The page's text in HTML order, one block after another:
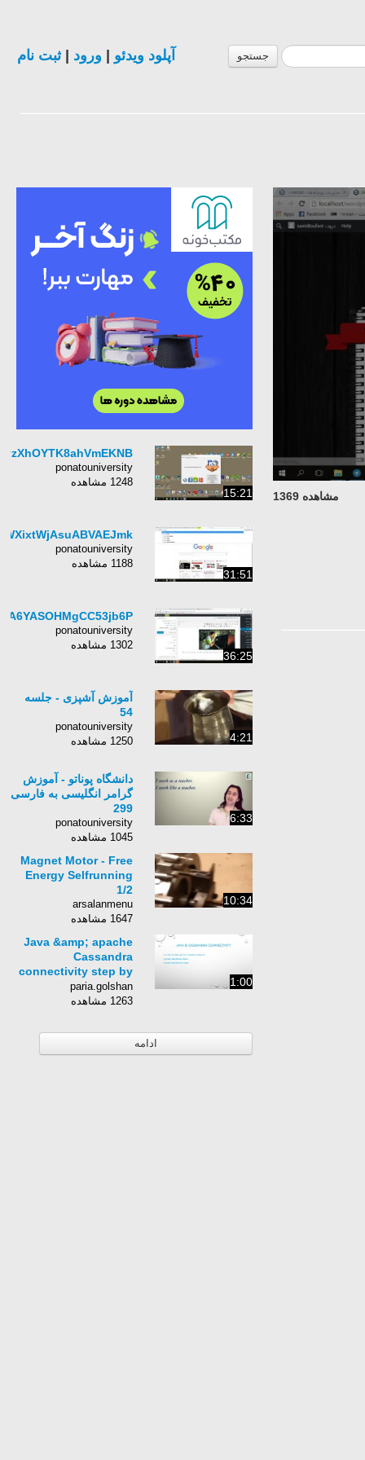
جستجو آپلود ویدئو ورود |ثبت نام
مشاهده 1369 15:21
ponatouniversity
1248 مشاهده
31:51
ponatouniversity
1188 مشاهده
36:25
ponatouniversity
1302 مشاهده
4:21
آموزش آشپزی - جلسه
54
ponatouniversity
1250 مشاهده
6:33
دانشگاه پوناتو - آموزش
گرامر انگلیسی به فارسی
299
ponatouniversity
1045 مشاهده
10:34
Magnet Motor - Free
Energy Selfrunning
1/2
arsalanmenu
1647 مشاهده
1:00
Java &amp; apache
Cassandra
connectivity step by
step
paria.golshan
1263 مشاهده
ادامه